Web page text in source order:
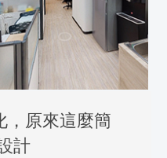
，原來這麼簡
計